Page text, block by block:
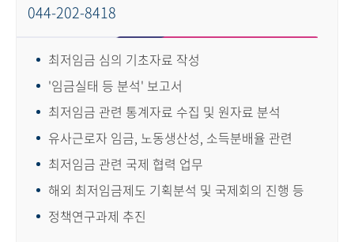
044-202-8418
최저임금 심의 기초자료 작성
'임금실태 등 분석' 보고서
최저임금 관련 통계자료 수집 및 원자료 분석
유사근로자 임금, 노동생산성, 소득분배율 관련
최저임금 관련 국제 협력 업무
해외 최저임금제도 기획분석 및 국제회의 진행 등
정책연구과제 추진